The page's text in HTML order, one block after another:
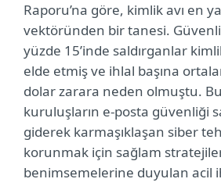
Raporu’na göre, kimlik avı en
vektöründen bir tanesi.
yüzde 15’inde saldırganlar
elde etmiş ve ihlal başına
dolar zarara neden olmuştu.
kuruluşların e-posta güvenliği
giderek karmaşıklaşan siber
korunmak için sağlam
benimsemelerine duyulan acil